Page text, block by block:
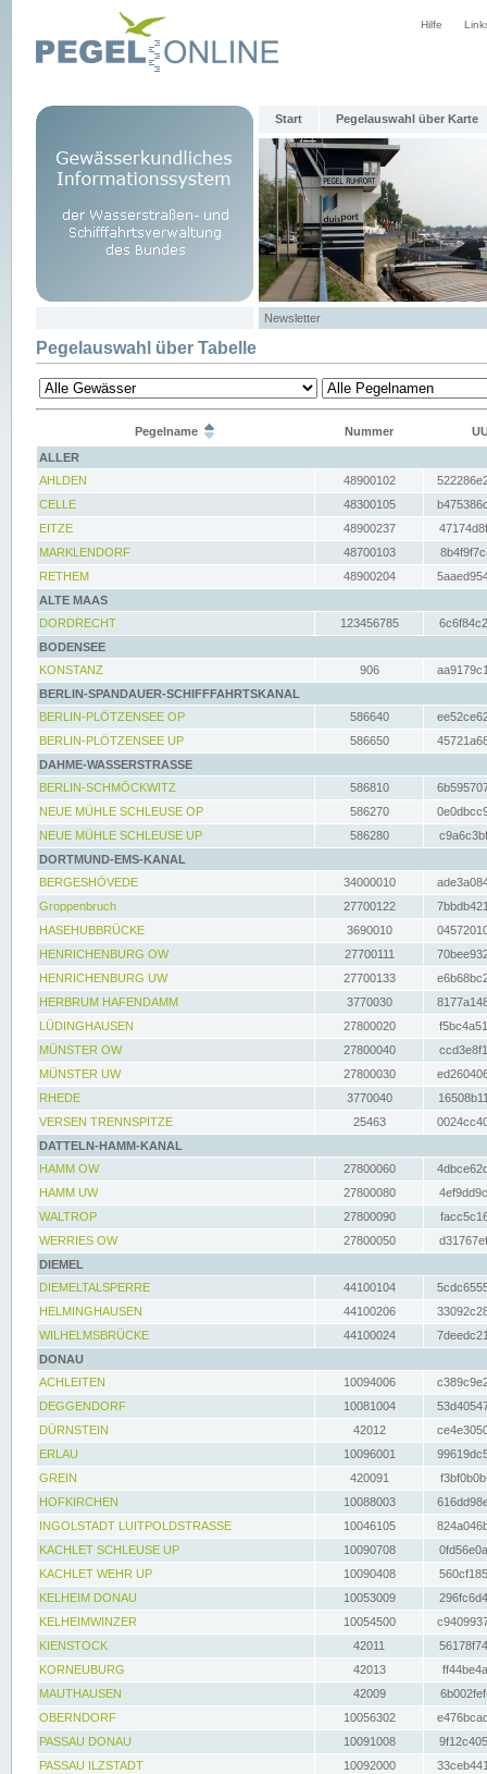
Hilfe
Start Pegelauswahl über Karte
Newsletter
Pegelauswahl über Tabelle
Pegelname Nummer
ALLER
AHLDEN
48900102
CELLE
48300105
EITZE
48900237
MARKLENDORF
48700103
RETHEM
48900204
ALTE MAAS
DORDRECHT
123456785
BODENSEE
KONSTANZ
906
BERLIN-SPANDAUER-SCHIFFFAHRTSKANAL
BERLIN-PLÖTZENSEE OP
586640
BERLIN-PLÖTZENSEE UP
586650
DAHME-WASSERSTRASSE
BERLIN-SCHMÖCKWITZ
586810
NEUE MÜHLE SCHLEUSE OP
586270
NEUE MÜHLE SCHLEUSE UP
586280
DORTMUND-EMS-KANAL
BERGESHÖVEDE
34000010
Groppenbruch
27700122
HASEHUBBRÜCKE
3690010
HENRICHENBURG OW
27700111
HENRICHENBURG UW
27700133
HERBRUM HAFENDAMM
3770030
LÜDINGHAUSEN
27800020
MÜNSTER OW
27800040
MÜNSTER UW
27800030
RHEDE
3770040
VERSEN TRENNSPITZE
25463
DATTELN-HAMM-KANAL
HAMM OW
27800060
HAMM UW
27800080
WALTROP
27800090
WERRIES OW
27800050
DIEMEL
DIEMELTALSPERRE
44100104
HELMINGHAUSEN
44100206
WILHELMSBRÜCKE
44100024
DONAU
ACHLEITEN
10094006
DEGGENDORF
10081004
DÜRNSTEIN
42012
ERLAU
10096001
GREIN
420091
HOFKIRCHEN
10088003
INGOLSTADT LUITPOLDSTRASSE
10046105
KACHLET SCHLEUSE UP
10090708
KACHLET WEHR UP
10090408
KELHEIM DONAU
10053009
KELHEIMWINZER
10054500
KIENSTOCK
42011
KORNEUBURG
42013
MAUTHAUSEN
42009
OBERNDORF
10056302
PASSAU DONAU
10091008
PASSAU ILZSTADT
10092000